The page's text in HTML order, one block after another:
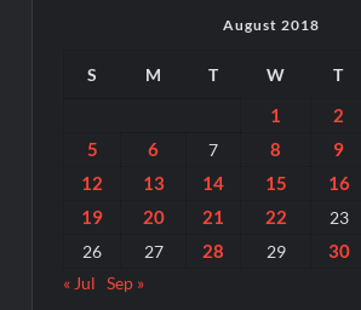
August 2018
S M T W T
1 2
5
6 7 8 9
12
13 14 15 16
19 20 21 22 23
26 27 28 29 30
« Jul Sep »